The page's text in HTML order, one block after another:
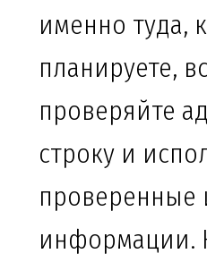
именно туда,
планируете,
проверяйте
строку и
проверенные
информации.